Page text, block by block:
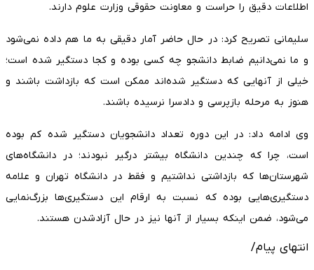
اطلاعات دقیق را حراست و معاونت حقوقی وزارت علوم دارند.
سلیمانی تصریح کرد: در حال حاضر آمار دقیقی به ما هم داده نمی‌شود
و ما نمی‌دانیم ضابط دانشجو چه کسی بوده و کجا دستگیر شده است؛
خیلی از آنهایی که دستگیر شده‌اند ممکن است که بازداشت باشند و
هنوز به مرحله بازپرسی و دادسرا نرسیده باشند.
وی ادامه داد: در این دوره تعداد دانشجویان دستگیر شده کم بوده
است، چرا که چندین دانشگاه بیشتر درگیر نبودند؛ در دانشگاه‌های
شهرستان‌ها که بازداشتی نداشتیم و فقط در دانشگاه تهران و علامه
دستگیری‌هایی بوده که نسبت به ارقام این دستگیری‌ها بزرگ‌نمایی
می‌شود، ضمن اینکه بسیار از آنها نیز در حال آزادشدن هستند.
انتهای پیام/